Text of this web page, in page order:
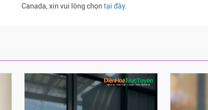
Canada, xin vui lòng chọn tại đây.